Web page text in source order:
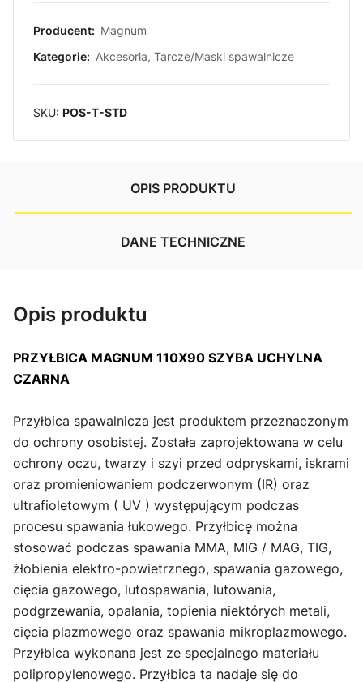
Producent: Magnum
Kategorie: Akcesoria, Tarcze/Maski spawalnicze
SKU: POS-T-STD
OPIS PRODUKTU
DANE TECHNICZNE
Opis produktu
PRZYŁBICA MAGNUM 110X90 SZYBA UCHYLNA
CZARNA
Przyłbica spawalnicza jest produktem przeznaczonym
do ochrony osobistej. Została zaprojektowana w celu
ochrony oczu, twarzy i szyi przed odpryskami, iskrami
oraz promieniowaniem podczerwonym (IR) oraz
ultrafioletowym ( UV ) występującym podczas
procesu spawania łukowego. Przyłbicę można
stosować podczas spawania MMA, MIG / MAG, TIG,
żłobienia elektro-powietrznego, spawania gazowego,
cięcia gazowego, lutospawania, lutowania,
podgrzewania, opalania, topienia niektórych metali,
cięcia plazmowego oraz spawania mikroplazmowego.
Przyłbica wykonana jest ze specjalnego materiału
polipropylenowego. Przyłbica ta nadaje się do